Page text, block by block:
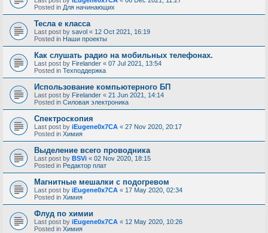
Posted in Для начинающих
Тесла е класса
Last post by savol « 12 Oct 2021, 16:19
Posted in Наши проекты
Как слушать радио на мобильных телефонах.
Last post by Firelander « 07 Jul 2021, 13:54
Posted in Техподдержка
Использование компьютерного БП
Last post by Firelander « 21 Jun 2021, 14:14
Posted in Силовая электроника
Спектроскопия
Last post by iEugene0x7CA « 27 Nov 2020, 20:17
Posted in Химия
Выделение всего проводника
Last post by BSVi « 02 Nov 2020, 18:15
Posted in Редактор плат
Магнитные мешалки с подогревом
Last post by iEugene0x7CA « 17 May 2020, 02:34
Posted in Химия
Флуд по химии
Last post by iEugene0x7CA « 12 May 2020, 10:26
Posted in Химия